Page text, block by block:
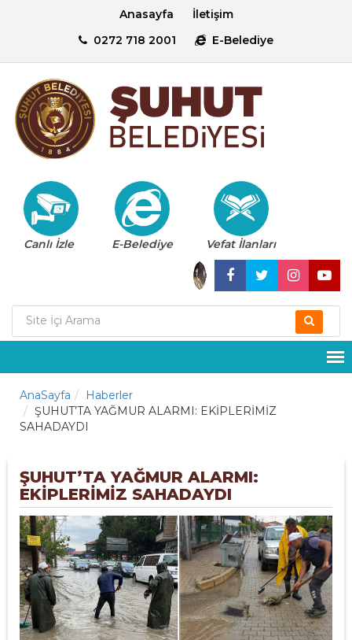
Anasayfa
İletişim
0272 718 2001
E-Belediye
Canlı İzle E-Belediye Vefat İlanları
AnaSayfa
Haberler
ŞUHUT’TA YAĞMUR ALARMI: EKİPLERİMİZ
SAHADAYDI
ŞUHUT’TA YAĞMUR ALARMI:
EKİPLERİMİZ SAHADAYDI